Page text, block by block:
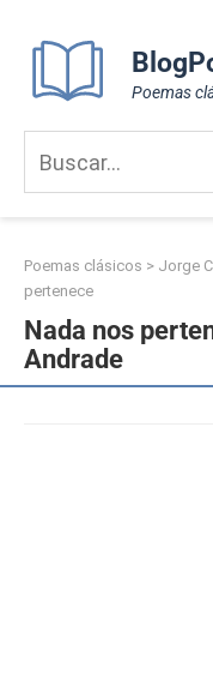
content
Poemas
Poemas clásicos > Jorge
pertenece
Nada nos
Andrade